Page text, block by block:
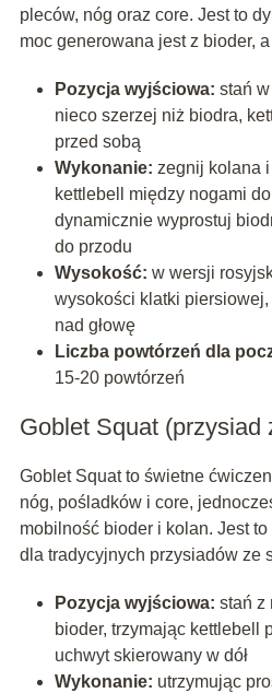
pleców, nóg oraz core. Jest to
moc generowana jest z bioder,
Pozycja wyjściowa: stań
nieco szerzej niż biodra,
przed sobą
Wykonanie: zegnij kolana
kettlebell między nogami
dynamicznie wyprostuj
do przodu
Wysokość: w wersji
wysokości klatki
nad głowę
Liczba powtórzeń dla
15-20 powtórzeń
Goblet Squat (przysiad
Goblet Squat to świetne
nóg, pośladków i core,
mobilność bioder i kolan. Jest
dla tradycyjnych przysiadów ze
Pozycja wyjściowa: stań z
bioder, trzymając kettlebell
uchwyt skierowany w dół
Wykonanie: utrzymując